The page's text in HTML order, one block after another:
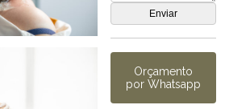
Orçamento
por Whatsapp